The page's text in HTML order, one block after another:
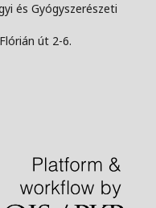
és Gyógyszerészeti
út 2-6.